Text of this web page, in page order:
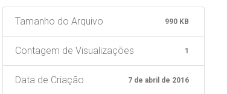
Tamanho do Arquivo 990 KB
Contagem de Visualizações 1
Data de Criação 7 de abril de 2016